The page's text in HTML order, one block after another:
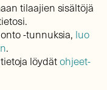
tilaajien sisältöjä
-tunnuksia, luo
.
löydätohjeet-